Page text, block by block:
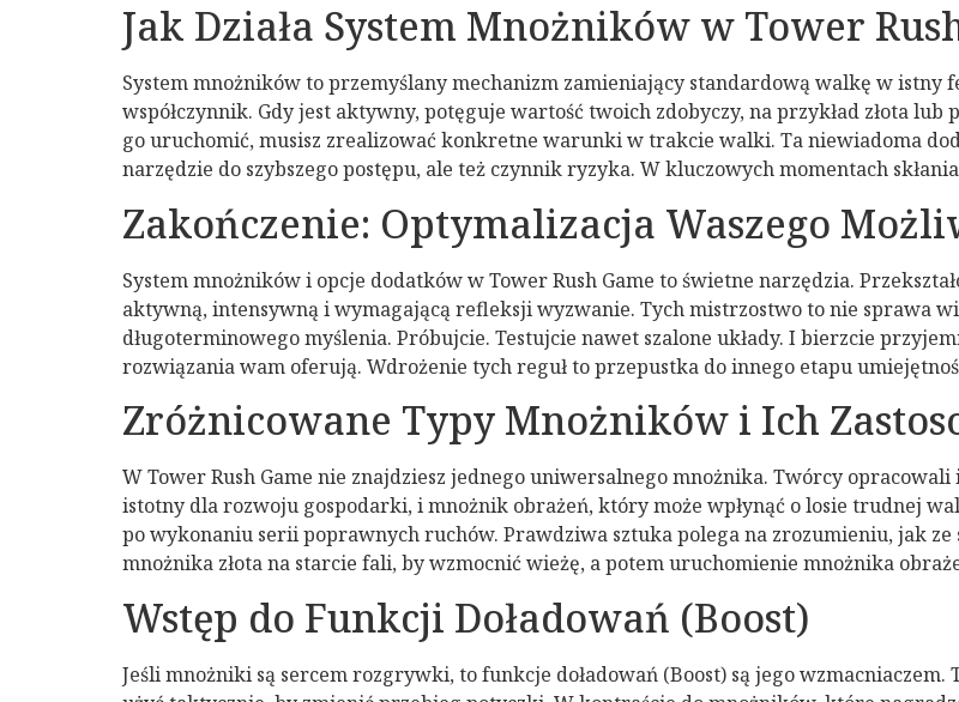
Jak Działa System Mnożników w Tower
System mnożników to przemyślany mechanizm zamieniający standardową walkę w istny
współczynnik. Gdy jest aktywny, potęguje wartość twoich zdobyczy, na przykład złota
go uruchomić, musisz zrealizować konkretne warunki w trakcie walki. Ta niewiadoma
narzędzie do szybszego postępu, ale też czynnik ryzyka. W kluczowych momentach
Zakończenie: Optymalizacja Waszego
System mnożników i opcje dodatków w Tower Rush Game to świetne narzędzia.
aktywną, intensywną i wymagającą refleksji wyzwanie. Tych mistrzostwo to nie sprawa
długoterminowego myślenia. Próbujcie. Testujcie nawet szalone układy. I bierzcie
rozwiązania wam oferują. Wdrożenie tych reguł to przepustka do innego etapu
Zróżnicowane Typy Mnożników i Ich
W Tower Rush Game nie znajdziesz jednego uniwersalnego mnożnika. Twórcy opracowali
istotny dla rozwoju gospodarki, i mnożnik obrażeń, który może wpłynąć o losie trudnej
po wykonaniu serii poprawnych ruchów. Prawdziwa sztuka polega na zrozumieniu, jak ze
mnożnika złota na starcie fali, by wzmocnić wieżę, a potem uruchomienie mnożnika
Wstęp do Funkcji Doładowań (Boost)
Jeśli mnożniki są sercem rozgrywki, to funkcje doładowań (Boost) są jego